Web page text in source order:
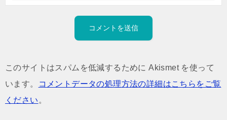
このサイトはスパムを低減するために Akismet を使って
います。
コメントデータの処理方法の詳細はこちらをご覧
ください 。